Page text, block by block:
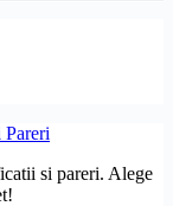
si pareri. Alege